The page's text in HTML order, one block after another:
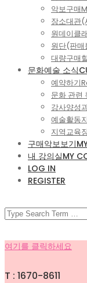
악보구매
장소대관(
원데이클
원단(판매
대량구매
문화예술 소식
예약하기
문화 관련
강사양성
예술활동
지역교육
구매악보보기
내 강의실MY
LOG IN
REGISTER
SEARCH
여기를 클릭하세요
T : 1670-8611